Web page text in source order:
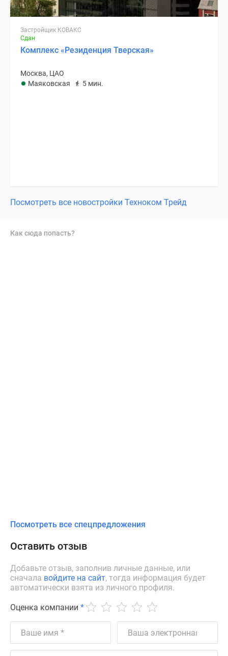
Застройщик КОВАКС
Сдан
Комплекс «Резиденция Тверская»
Москва, ЦАО
Маяковская
5 мин.
Посмотреть все новостройки Техноком Трейд
Как сюда попасть?
Посмотреть все спецпредложения
Оставить отзыв
Добавьте отзыв, заполнив личные данные, или
сначала войдите на сайт, тогда информация будет
автоматически взята из личного профиля.
Оценка компании *